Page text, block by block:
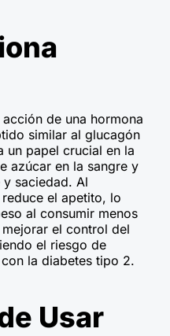
de una hormona
similar al glucagón
un papel crucial en la
azúcar en la sangre y
y saciedad. Al
el apetito, lo
al consumir menos
el control del
el riesgo de
la diabetes tipo 2.
Usar